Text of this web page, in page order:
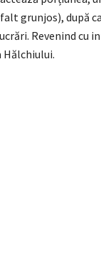
grunjos), după
Revenind cu
Hălchiului.